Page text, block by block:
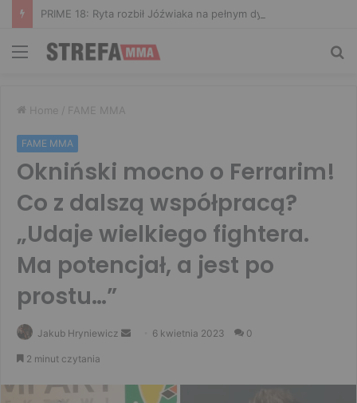
Menu
Home / FAME MMA
FAME MMA
Okniński mocno o Ferrarim!
Co z dalszą współpracą?
„Udaje wielkiego fightera.
Ma potencjał, a jest po
prostu…”
Jakub Hryniewicz
Send 6 kwietnia 2023 0
2 minut czytania